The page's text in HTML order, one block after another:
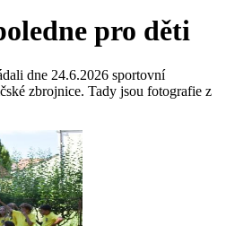
pro děti
dne 24.6.2026 sportovní
zbrojnice. Tady jsou fotografie z